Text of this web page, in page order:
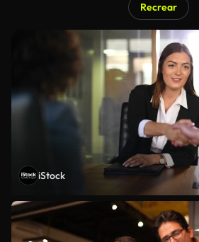
Recrear
iStock